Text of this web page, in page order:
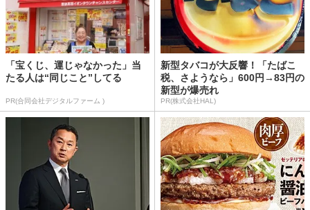
「宝くじ、運じゃなかった」当
たる人は“同じこと”してる
PR(合同会社デジタルファーム )
新型タバコが大反響！「たばこ
税、さようなら」600円→83円の
新型が爆売れ
PR(株式会社HAL)